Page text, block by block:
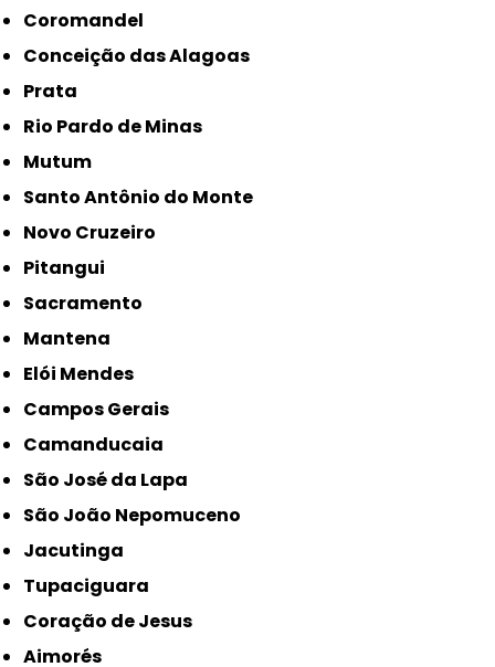
Coromandel
Conceição das Alagoas
Prata
Rio Pardo de Minas
Mutum
Santo Antônio do Monte
Novo Cruzeiro
Pitangui
Sacramento
Mantena
Elói Mendes
Campos Gerais
Camanducaia
São José da Lapa
São João Nepomuceno
Jacutinga
Tupaciguara
Coração de Jesus
Aimorés